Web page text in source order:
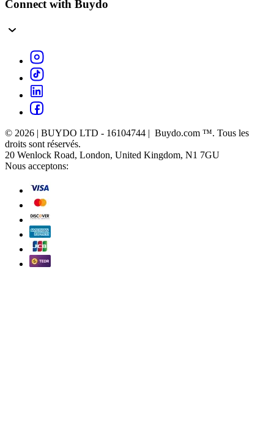
Connect with Buydo
© 2026 | BUYDO LTD - 16104744 | Buydo.com ™. Tous les
droits sont réservés.
20 Wenlock Road, London, United Kingdom, N1 7GU
Nous acceptons: